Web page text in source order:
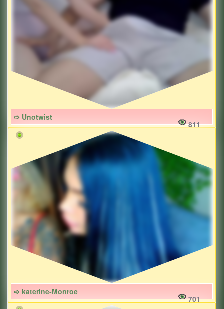
➩ Unotwist
811
➩ katerine-Monroe
701